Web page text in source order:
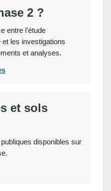
2 ?
entre l’étude
les investigations
et analyses.
et sols
disponibles sur